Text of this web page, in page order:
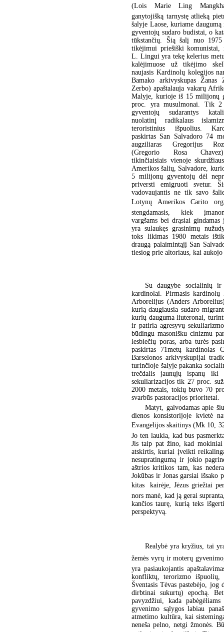
(Lois Marie Ling
ganytojišką tarnystę atlieką
šalyje Laose, kuriame
gyventojų sudaro budistai, o
tūkstančių. Šią šalį nuo
tikėjimui priešiški komunistai,
L. Lingui yra tekę kelerius
kalėjimuose už tikėjimo
naujasis Kardinolų kolegijos
Bamako arkivyskupas Žanas
Zerbo) apaštalauja vakarų
Malyje, kurioje iš 15 milijonų
proc. yra musulmonai. Tik 2
gyventojų sudarantys
nuolatinį radikalaus
teroristinius išpuolius.
paskirtas San Salvadoro 74
augziliaras Gregorijus
(Gregorio Rosa
tikinčiaisiais vienoje
Amerikos šalių, Salvadore,
5 milijonų gyventojų dėl
priversti emigruoti svetur.
vadovaujantis ne tik savo
Lotynų Amerikos Carito
stengdamasis, kiek
vargšams bei drąsiai gindamas
yra sulaukęs grasinimų
toks likimas 1980 metais
draugą palaimintąjį San
tiesiog prie altoriaus, kai aukojo
Su daugybe socialinių
kardinolai. Pirmasis kardinolų
Arborelijus (Anders
kurią daugiausia sudaro
kurių dauguma liuteronai,
ir patiria agresyvų
būdingu masonišku cinizmu
lesbiečių poras, arba turės
paskirtas 71metų kardinolas
Barselonos arkivyskupijai
turinčioje šalyje pakanka
trečdalis jaunųjų ispanų iki
sekuliarizacijos tik 27 proc.
2000 metais, tokių buvo 70
svarbūs pastoracijos prioritetai.
Matyt, galvodamas apie
dienos konsistorijoje kvietė
Evangelijos skaitinys (Mk 10,
Jo ten laukia, kad bus
Jis taip pat žino, kad
atskirtis, kuriai įveikti
nesupratingumą ir jokio
aštrios kritikos tam, kas
Jokūbas ir Jonas garsiai išsako
kitas  kairėje, Jėzus griežtai
nors manė, kad ją gerai
kančios taurę, kurią teks
perspektyvą.
Realybė yra kryžius, tai
žemės vyrų ir moterų
yra pasiaukojantis
konfliktų, terorizmo išpuolių,
Šventasis Tėvas pastebėjo,
dirbtinai sukurtų) epochą.
pavyzdžiui, kada
gyvenimo sąlygos labiau
atmetimo kultūra, kai
neneša pelno, netgi žmonės.